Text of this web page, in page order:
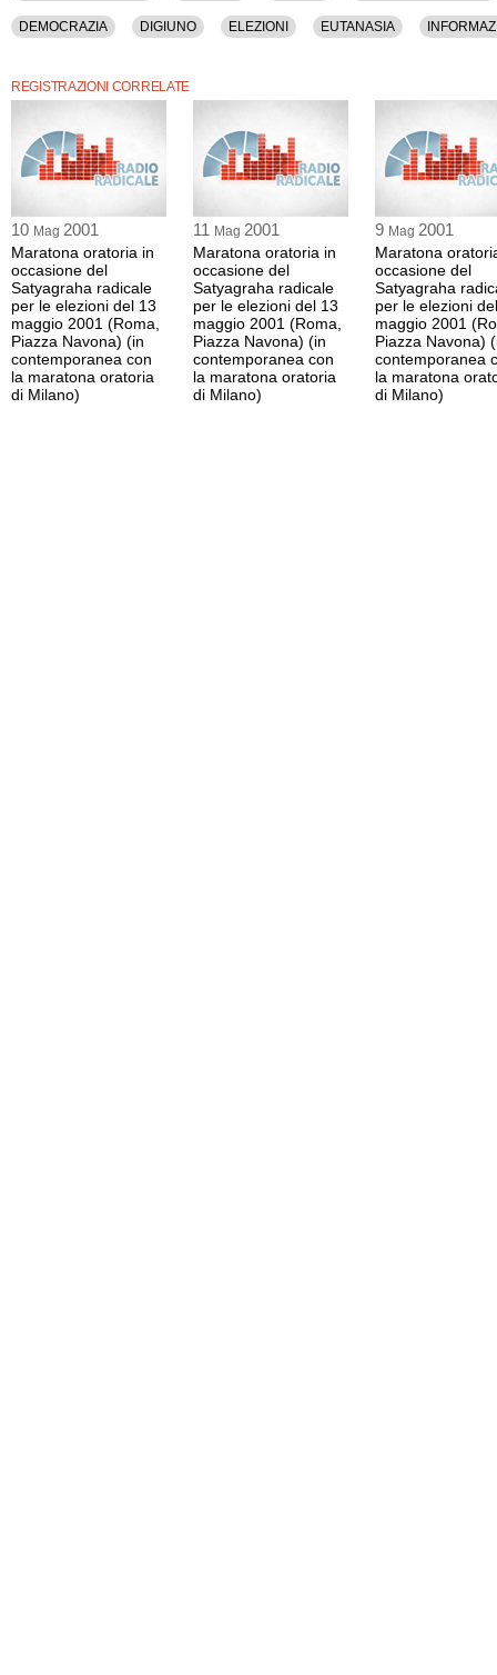
DEMOCRAZIA DIGIUNO ELEZIONI EUTANASIA
SETE
REGISTRAZIONI CORRELATE
10 Mag 2001
Maratona oratoria in
occasione del
Satyagraha radicale
per le elezioni del 13
maggio 2001 (Roma,
Piazza Navona) (in
contemporanea con
la maratona oratoria
di Milano)
11 Mag 2001
Maratona oratoria in
occasione del
Satyagraha radicale
per le elezioni del 13
maggio 2001 (Roma,
Piazza Navona) (in
contemporanea con
la maratona oratoria
di Milano)
9 Mag 2001
Maratona
occasione del
Satyagraha
per le elezioni
maggio 2001
Piazza Navona)
contemporanea
la maratona
di Milano)